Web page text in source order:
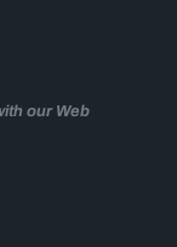
our Web